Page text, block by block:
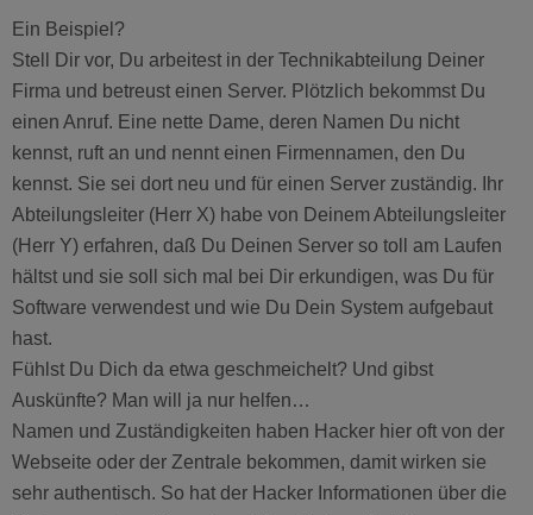
Ein Beispiel?
Stell Dir vor, Du arbeitest in der Technikabteilung Deiner
Firma und betreust einen Server. Plötzlich bekommst Du
einen Anruf. Eine nette Dame, deren Namen Du nicht
kennst, ruft an und nennt einen Firmennamen, den Du
kennst. Sie sei dort neu und für einen Server zuständig. Ihr
Abteilungsleiter (Herr X) habe von Deinem Abteilungsleiter
(Herr Y) erfahren, daß Du Deinen Server so toll am Laufen
hältst und sie soll sich mal bei Dir erkundigen, was Du für
Software verwendest und wie Du Dein System aufgebaut
hast.
Fühlst Du Dich da etwa geschmeichelt? Und gibst
Auskünfte? Man will ja nur helfen…
Namen und Zuständigkeiten haben Hacker hier oft von der
Webseite oder der Zentrale bekommen, damit wirken sie
sehr authentisch. So hat der Hacker Informationen über die